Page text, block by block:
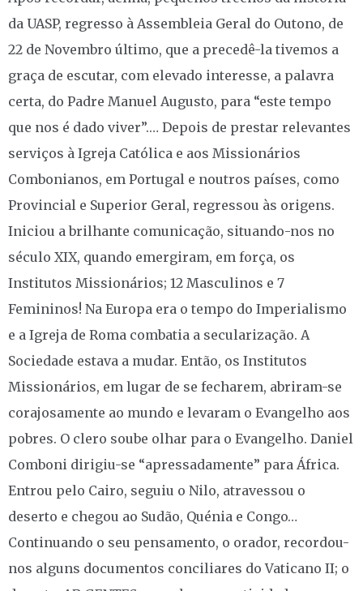
da UASP, regresso à Assembleia Geral do Outono, de
22 de Novembro último, que a precedê-la tivemos a
graça de escutar, com elevado interesse, a palavra
certa, do Padre Manuel Augusto, para “este tempo
que nos é dado viver”.… Depois de prestar relevantes
serviços à Igreja Católica e aos Missionários
Combonianos, em Portugal e noutros países, como
Provincial e Superior Geral, regressou às origens.
Iniciou a brilhante comunicação, situando-nos no
século XIX, quando emergiram, em força, os
Institutos Missionários; 12 Masculinos e 7
Femininos! Na Europa era o tempo do Imperialismo
e a Igreja de Roma combatia a secularização. A
Sociedade estava a mudar. Então, os Institutos
Missionários, em lugar de se fecharem, abriram-se
corajosamente ao mundo e levaram o Evangelho aos
pobres. O clero soube olhar para o Evangelho. Daniel
Comboni dirigiu-se “apressadamente” para África.
Entrou pelo Cairo, seguiu o Nilo, atravessou o
deserto e chegou ao Sudão, Quénia e Congo…
Continuando o seu pensamento, o orador, recordou-
nos alguns documentos conciliares do Vaticano II; o